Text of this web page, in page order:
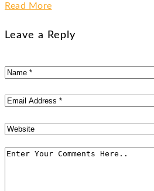
Read More
Leave a Reply